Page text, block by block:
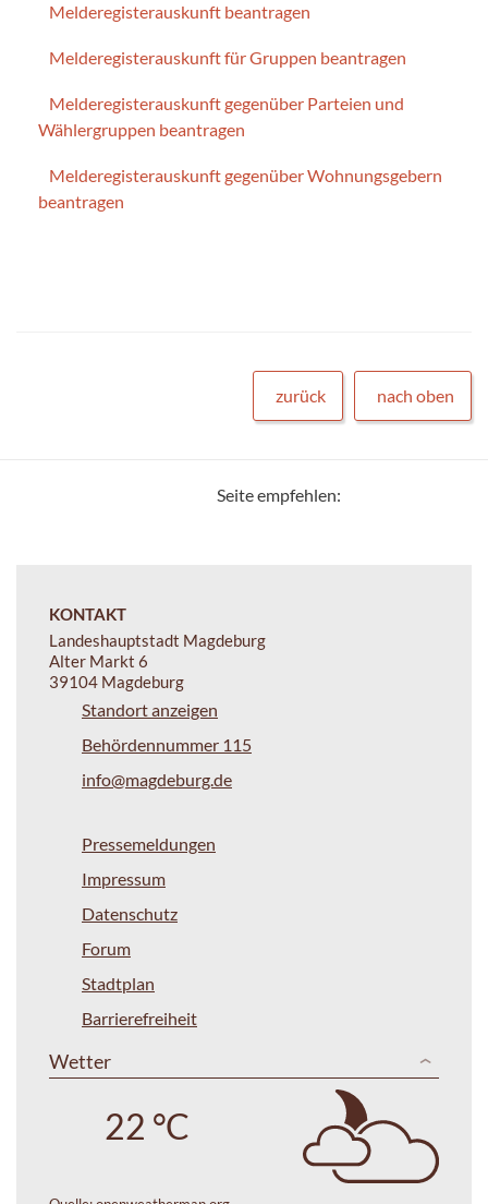
Melderegisterauskunft beantragen
Melderegisterauskunft für Gruppen beantragen
Melderegisterauskunft gegenüber Parteien und
Wählergruppen beantragen
Melderegisterauskunft gegenüber Wohnungsgebern
beantragen
zurück nach oben
Seite empfehlen:
KONTAKT
Landeshauptstadt Magdeburg
Alter Markt 6
39104 Magdeburg
Standort anzeigen
Behördennummer 115
info@magdeburg.de
Pressemeldungen
Impressum
Datenschutz
Forum
Stadtplan
Barrierefreiheit
Wetter
22 °C